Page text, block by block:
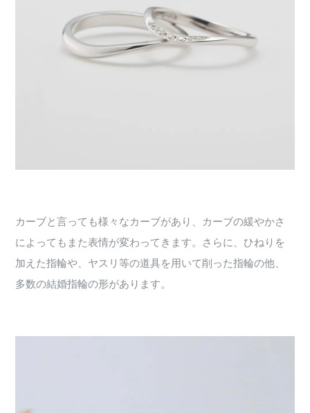
カーブと言っても様々なカーブがあり、カーブの緩やかさ
によってもまた表情が変わってきます。さらに、ひねりを
加えた指輪や、ヤスリ等の道具を用いて削った指輪の他、
多数の結婚指輪の形があります。